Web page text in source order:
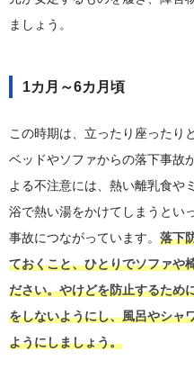
ましょう。
1カ月～6カ月頃
この時期は、立ったり座ったり
ベッドやソファからの落下事故
よる不注意には、熱い離乳食や
浴で熱い湯をかけてしまうとい
事故につながっています。 落下
ておくこと、ひとりでソファや
ださい。やけどを防止するため
をしないようにし、風呂やシャ
ようにしましょう。